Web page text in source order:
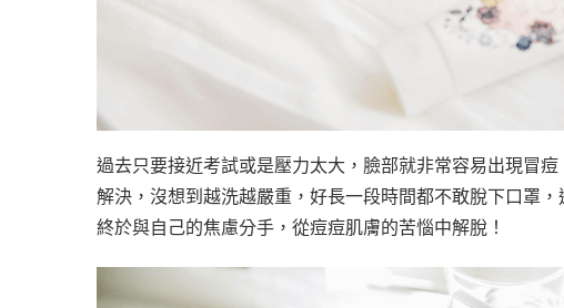
過去只要接近考試或是壓力太大，臉部就非常容易出現冒
解決，沒想到越洗越嚴重，好長一段時間都不敢脫下口罩
終於與自己的焦慮分手，從痘痘肌膚的苦惱中解脫！